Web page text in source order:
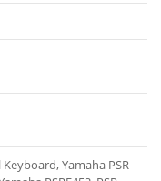
Yamaha PSR-